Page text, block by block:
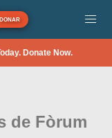
DONAR
Donate Now.
de Fòrum